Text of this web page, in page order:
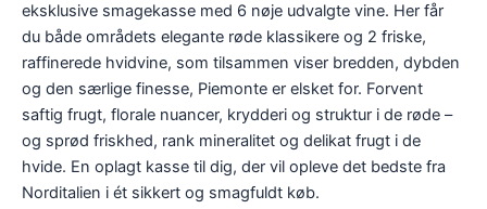
eksklusive smagekasse med 6 nøje udvalgte vine. Her får
du både områdets elegante røde klassikere og 2 friske,
raffinerede hvidvine, som tilsammen viser bredden, dybden
og den særlige finesse, Piemonte er elsket for. Forvent
saftig frugt, florale nuancer, krydderi og struktur i de røde –
og sprød friskhed, rank mineralitet og delikat frugt i de
hvide. En oplagt kasse til dig, der vil opleve det bedste fra
Norditalien i ét sikkert og smagfuldt køb.